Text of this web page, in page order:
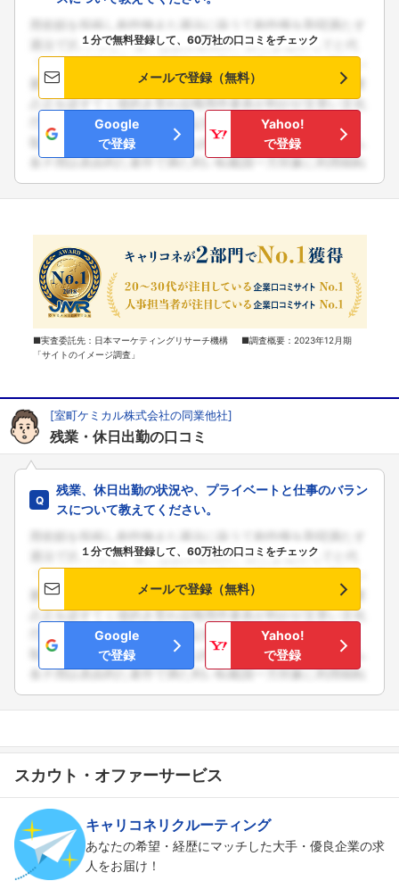
１分で無料登録して、60万社の口コミをチェック
メールで登録（無料）
Google
で登録
Yahoo!
で登録
■実査委託先：日本マーケティングリサーチ機構 ■調査概要：2023年12月期
「サイトのイメージ調査」
[室町ケミカル株式会社の同業他社]
残業・休日出勤の口コミ
残業、休日出勤の状況や、プライベートと仕事のバラン
スについて教えてください。
１分で無料登録して、60万社の口コミをチェック
メールで登録（無料）
Google
で登録
Yahoo!
で登録
スカウト・オファーサービス
キャリコネリクルーティング
あなたの希望・経歴にマッチした大手・優良企業の求
人をお届け！